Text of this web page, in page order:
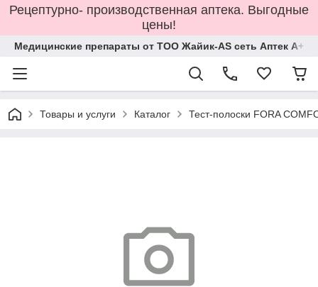
Рецептурно- производственная аптека. Выгодные
цены!
Медицинские препараты от ТОО Жайик-AS сеть Аптек А+
Товары и услуги Каталог Тест-полоски FORA